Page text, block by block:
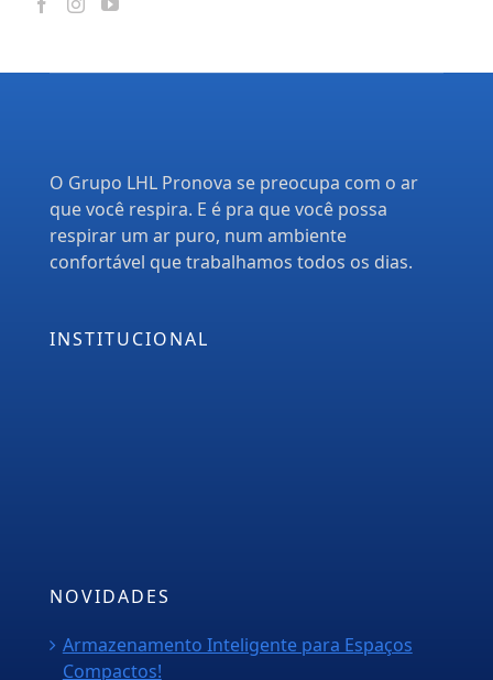
O Grupo LHL Pronova se preocupa com o ar
que você respira. E é pra que você possa
respirar um ar puro, num ambiente
confortável que trabalhamos todos os dias.
INSTITUCIONAL
NOVIDADES
Armazenamento Inteligente para Espaços
Compactos!